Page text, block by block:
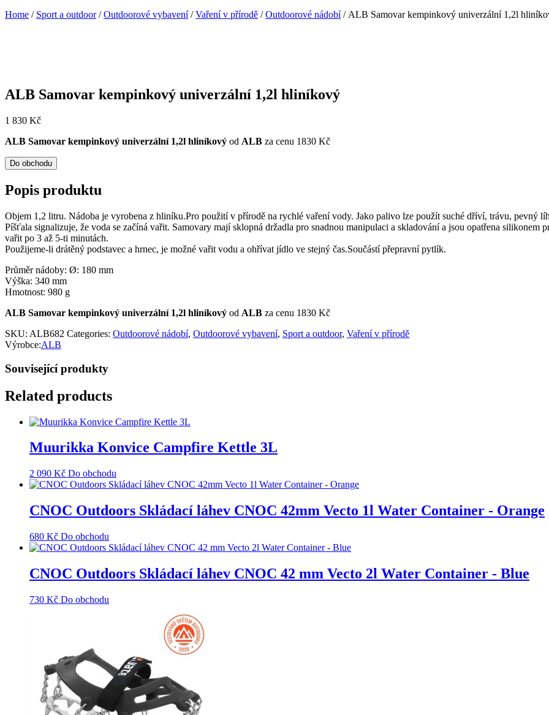
Home / Sport a outdoor/Outdoorové vybavení/Vaření v přírodě /Outdoorové nádobí/ ALB Samovar kempinkový univerzální 1,2l
ALB Samovar kempinkový univerzální 1,2l hliníkový
1 830 Kč
ALB Samovar kempinkový univerzální 1,2l hliníkový od ALB za cenu 1830 Kč
Do obchodu
Popis produktu
Objem 1,2 litru. Nádoba je vyrobena z hliníku.Pro použití v přírodě na rychlé vaření vody. Jako palivo lze použít suché dříví, trávu, pevný
Píšťala signalizuje, že voda se začíná vařit. Samovary mají sklopná držadla pro snadnou manipulaci a skladování a jsou opatřena silikonem
vařit po 3 až 5-ti minutách.
Použijeme-li drátěný podstavec a hrnec, je možné vařit vodu a ohřívat jídlo ve stejný čas.Součástí přepravní pytlík.
Průměr nádoby: Ø: 180 mm
Výška: 340 mm
Hmotnost: 980 g
ALB Samovar kempinkový univerzální 1,2l hliníkový od ALB za cenu 1830 Kč
SKU: ALB682 Categories: Outdoorové nádobí, Outdoorové vybavení, Sport a outdoor, Vaření v přírodě
Výrobce:ALB
Související produkty
Related products
Muurikka Konvice Campfire Kettle 3L
2 090 Kč Do obchodu
CNOC Outdoors Skládací láhev CNOC 42mm Vecto 1l Water Container - Orange
680 Kč Do obchodu
CNOC Outdoors Skládací láhev CNOC 42 mm Vecto 2l Water Container - Blue
730 Kč Do obchodu